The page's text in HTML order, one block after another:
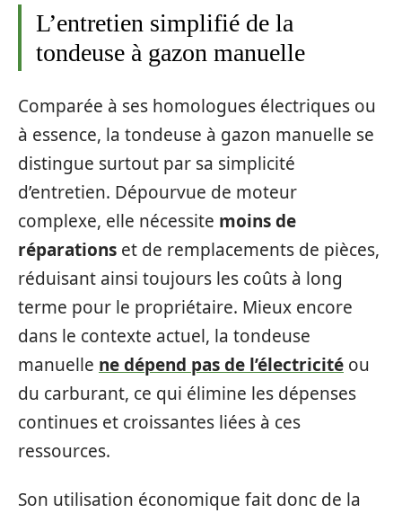
L’entretien simplifié de la
tondeuse à gazon manuelle
Comparée à ses homologues électriques ou
à essence, la tondeuse à gazon manuelle se
distingue surtout par sa simplicité
d’entretien. Dépourvue de moteur
complexe, elle nécessite moins de
réparations et de remplacements de pièces,
réduisant ainsi toujours les coûts à long
terme pour le propriétaire. Mieux encore
dans le contexte actuel, la tondeuse
manuelle ne dépend pas de l’électricité ou
du carburant, ce qui élimine les dépenses
continues et croissantes liées à ces
ressources.
Son utilisation économique fait donc de la